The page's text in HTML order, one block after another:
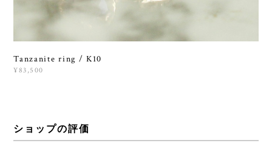
Tanzanite ring / K10
¥83,500
ショップの評価